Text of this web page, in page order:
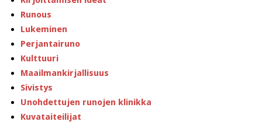
Runous
Lukeminen
Perjantairuno
Kulttuuri
Maailmankirjallisuus
Sivistys
Unohdettujen runojen klinikka
Kuvataiteilijat